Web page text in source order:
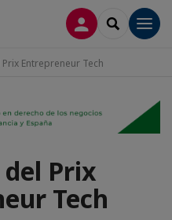
CONNEXION
Entrepreneur Tech
Prix
Tech